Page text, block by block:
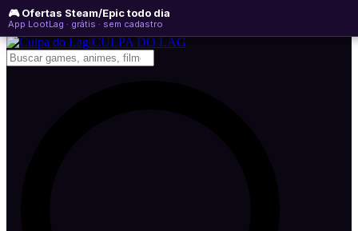
🎮 Ofertas Steam/Epic todo dia
App LootLag · grátis · sem cadastro
domingo, 09 de agosto de 2026 WhatsApp
Newsletter
CULPA DO LAG